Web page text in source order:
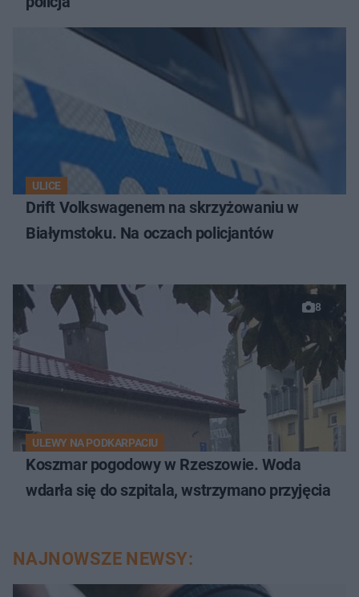
ULICE
Drift Volkswagenem na skrzyżowaniu w
Białymstoku. Na oczach policjantów
8
ULEWY NA PODKARPACIU
Koszmar pogodowy w Rzeszowie. Woda
wdarła się do szpitala, wstrzymano przyjęcia
NAJNOWSZE NEWSY: